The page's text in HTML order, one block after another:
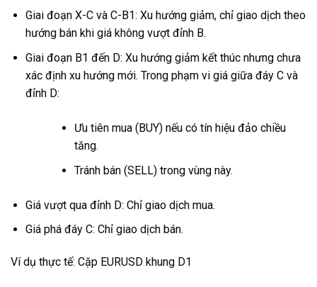
Giai đoạn X-C và C-B1: Xu hướng giảm, chỉ giao dịch theo
hướng bán khi giá không vượt đỉnh B.
Giai đoạn B1 đến D: Xu hướng giảm kết thúc nhưng chưa
xác định xu hướng mới. Trong phạm vi giá giữa đáy C và
đỉnh D:
Ưu tiên mua (BUY) nếu có tín hiệu đảo chiều
tăng.
Tránh bán (SELL) trong vùng này.
Giá vượt qua đỉnh D: Chỉ giao dịch mua.
Giá phá đáy C: Chỉ giao dịch bán.
Ví dụ thực tế: Cặp EURUSD khung D1